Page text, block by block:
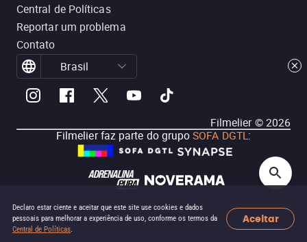
Declaro estar ciente e aceitar que este site use cookies e dados
pessoais para melhorar a experiência de uso, conforme os termos da
Central de Políticas.
Aceitar
Central de Políticas
Reportar um problema
Contato
Brasil
Filmelier ©2026
Filmelier faz parte do grupoSOFA DGTL: